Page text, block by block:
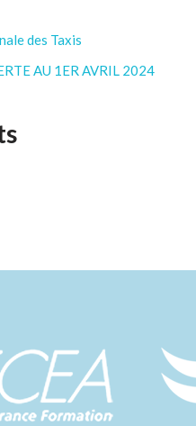
des Taxis
AU 1ER AVRIL 2024